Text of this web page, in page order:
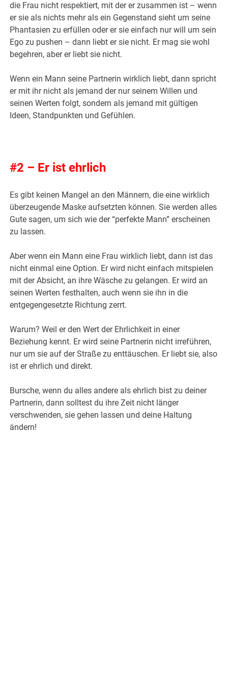
die Frau nicht respektiert, mit der er zusammen ist – wenn
er sie als nichts mehr als ein Gegenstand sieht um seine
Phantasien zu erfüllen oder er sie einfach nur will um sein
Ego zu pushen – dann liebt er sie nicht. Er mag sie wohl
begehren, aber er liebt sie nicht.
Wenn ein Mann seine Partnerin wirklich liebt, dann spricht
er mit ihr nicht als jemand der nur seinem Willen und
seinen Werten folgt, sondern als jemand mit gültigen
Ideen, Standpunkten und Gefühlen.
#2 – Er ist ehrlich
Es gibt keinen Mangel an den Männern, die eine wirklich
überzeugende Maske aufsetzten können. Sie werden alles
Gute sagen, um sich wie der “perfekte Mann” erscheinen
zu lassen.
Aber wenn ein Mann eine Frau wirklich liebt, dann ist das
nicht einmal eine Option. Er wird nicht einfach mitspielen
mit der Absicht, an ihre Wäsche zu gelangen. Er wird an
seinen Werten festhalten, auch wenn sie ihn in die
entgegengesetzte Richtung zerrt.
Warum? Weil er den Wert der Ehrlichkeit in einer
Beziehung kennt. Er wird seine Partnerin nicht irreführen,
nur um sie auf der Straße zu enttäuschen. Er liebt sie, also
ist er ehrlich und direkt.
Bursche, wenn du alles andere als ehrlich bist zu deiner
Partnerin, dann solltest du ihre Zeit nicht länger
verschwenden, sie gehen lassen und deine Haltung
ändern!